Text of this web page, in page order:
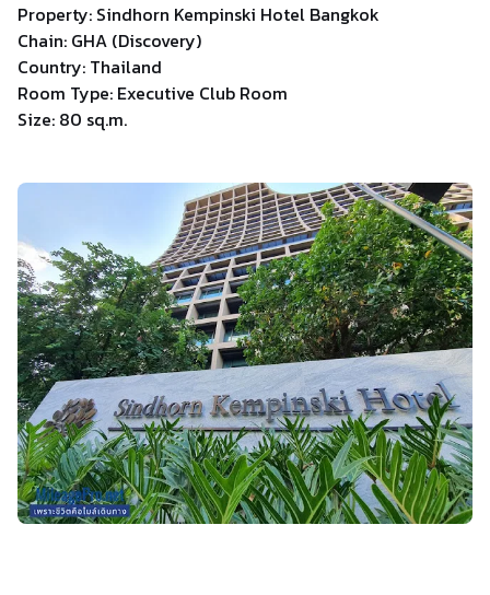
Property: Sindhorn Kempinski Hotel Bangkok
Chain: GHA (Discovery)
Country: Thailand
Room Type: Executive Club Room
Size: 80 sq.m.